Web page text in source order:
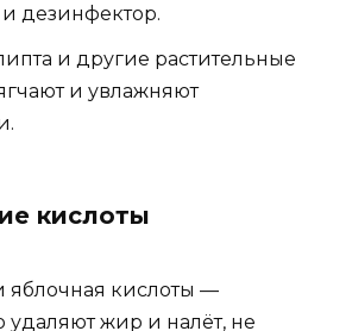
дезинфектор.
и другие растительные
и увлажняют
кислоты
яблочная кислоты —
удаляют жир и налёт, не